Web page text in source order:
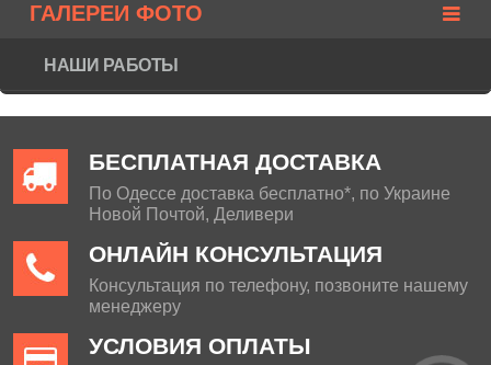
ГАЛЕРЕИ ФОТО
НАШИ РАБОТЫ
БЕСПЛАТНАЯ ДОСТАВКА
По Одессе доставка бесплатно*, по Украине
Новой Почтой, Деливери
ОНЛАЙН КОНСУЛЬТАЦИЯ
Консультация по телефону, позвоните нашему
менеджеру
УСЛОВИЯ ОПЛАТЫ